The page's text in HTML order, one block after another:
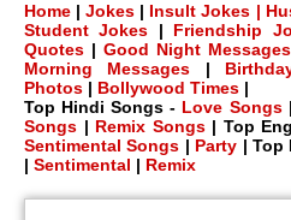
Home |Jokes | Insult Jokes |
Student Jokes | Friendship
Quotes | Good Night Messages
Morning Messages |
Photos | Bollywood Times |
Top Hindi Songs - Love Songs|
Songs | Remix Songs| Top
Sentimental Songs | Party | Top
| Sentimental | Remix